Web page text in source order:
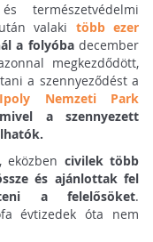
természetvédelmi
valaki több ezer
a folyóbadecember
megkezdődött,
a szennyeződést a
Ipoly Nemzeti Park
a szennyezett
eközben civilek több
és ajánlottak fel
a felelősöket.
évtizedek óta nem